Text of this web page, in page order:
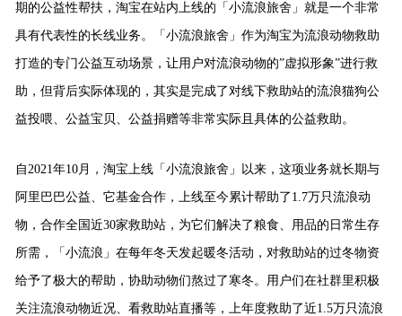
期的公益性帮扶，淘宝在站内上线的「小流浪旅舍」就是一个非常
具有代表性的长线业务。「小流浪旅舍」作为淘宝为流浪动物救助
打造的专门公益互动场景，让用户对流浪动物的”虚拟形象”进行救
助，但背后实际体现的，其实是完成了对线下救助站的流浪猫狗公
益投喂、公益宝贝、公益捐赠等非常实际且具体的公益救助。
自2021年10月，淘宝上线「小流浪旅舍」以来， 这项业务就长期与
阿里巴巴公益、它基金合作，上线至今累计帮助了1.7万只流浪动
物，合作全国近30家救助站，为它们解决了粮食、用品的日常生存
所需，「小流浪」在每年冬天发起暖冬活动，对救助站的过冬物资
给予了极大的帮助，协助动物们熬过了寒冬。用户们在社群里积极
关注流浪动物近况、看救助站直播等，上年度救助了近1.5万只流浪